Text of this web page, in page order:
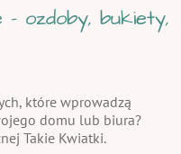
ozdoby, bukiety,
które wprowadzą
domu lub biura?
Takie Kwiatki.